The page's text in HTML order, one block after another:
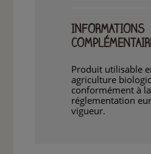
INFORMATIONS
Produit utilisable
agriculture
conformément à la
réglementation
vigueur.